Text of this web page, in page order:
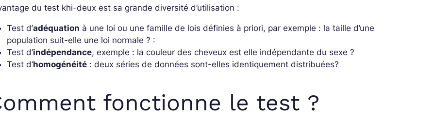
du test khi-deux est sa grande diversité d’utilisation :
Test d’adéquation à une loi ou une famille de lois définies à priori, par exemple : la taille d’une
population suit-elle une loi normale ? :
Test d’indépendance, exemple : la couleur des cheveux est elle indépendante du sexe ?
Test d’homogénéité : deux séries de données sont-elles identiquement distribuées?
fonctionne le test ?